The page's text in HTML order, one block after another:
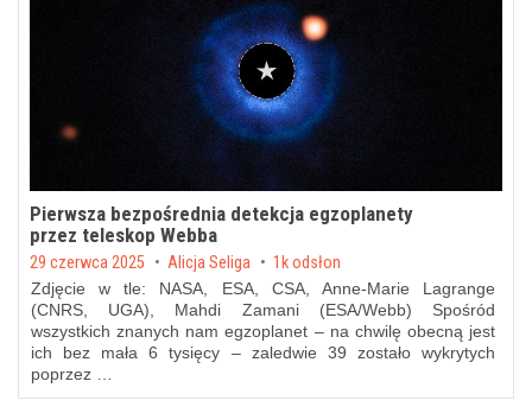
Pierwsza bezpośrednia detekcja egzoplanety
przez teleskop Webba
Posted on
29 czerwca 2025 by Alicja Seliga 1k odsłon
Zdjęcie w tle: NASA, ESA, CSA, Anne-Marie Lagrange
(CNRS, UGA), Mahdi Zamani (ESA/Webb) Spośród
wszystkich znanych nam egzoplanet – na chwilę obecną jest
ich bez mała 6 tysięcy – zaledwie 39 zostało wykrytych
poprzez …